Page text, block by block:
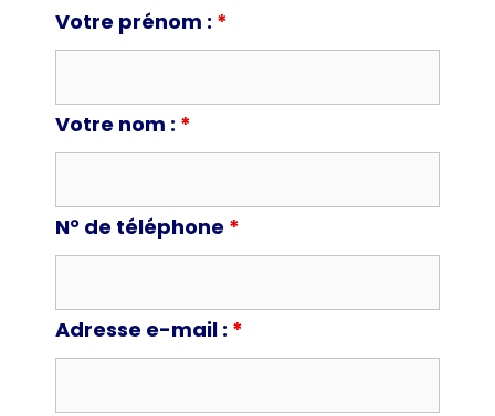
Votre prénom : *
Votre nom : *
N° de téléphone *
Adresse e-mail : *